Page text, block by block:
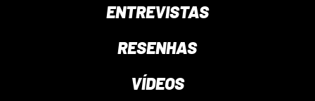
ENTREVISTAS
RESENHAS
VÍDEOS